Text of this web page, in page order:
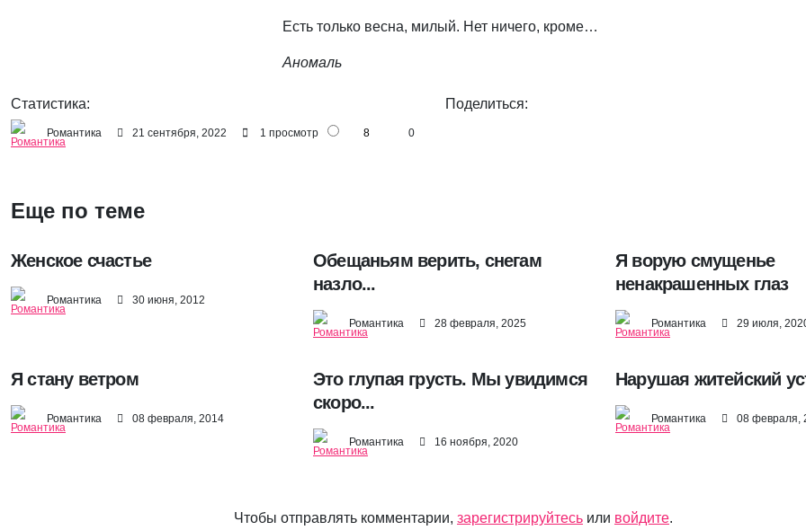
Есть только весна, милый. Нет ничего, кроме…
Аномаль
Статистика:
Романтика 21 сентября, 2022 1 просмотр 8 0
Поделиться:
Еще по теме
Женское счастье
Романтика 30 июня, 2012
Обещаньям верить, снегам
назло...
Романтика 28 февраля, 2025
Я ворую смущенье
ненакрашенных глаз
Романтика 29 июля,
Я стану ветром
Романтика 08 февраля, 2014
Это глупая грусть. Мы увидимся
скоро...
Романтика 16 ноября, 2020
Нарушая житейский
Романтика 08 февраля,
Чтобы отправлять комментарии, зарегистрируйтесь или войдите.